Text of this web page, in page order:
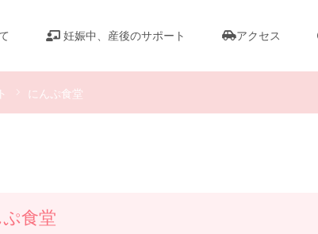
妊娠中、産後のサポート アクセス
にんぷ食堂
食堂